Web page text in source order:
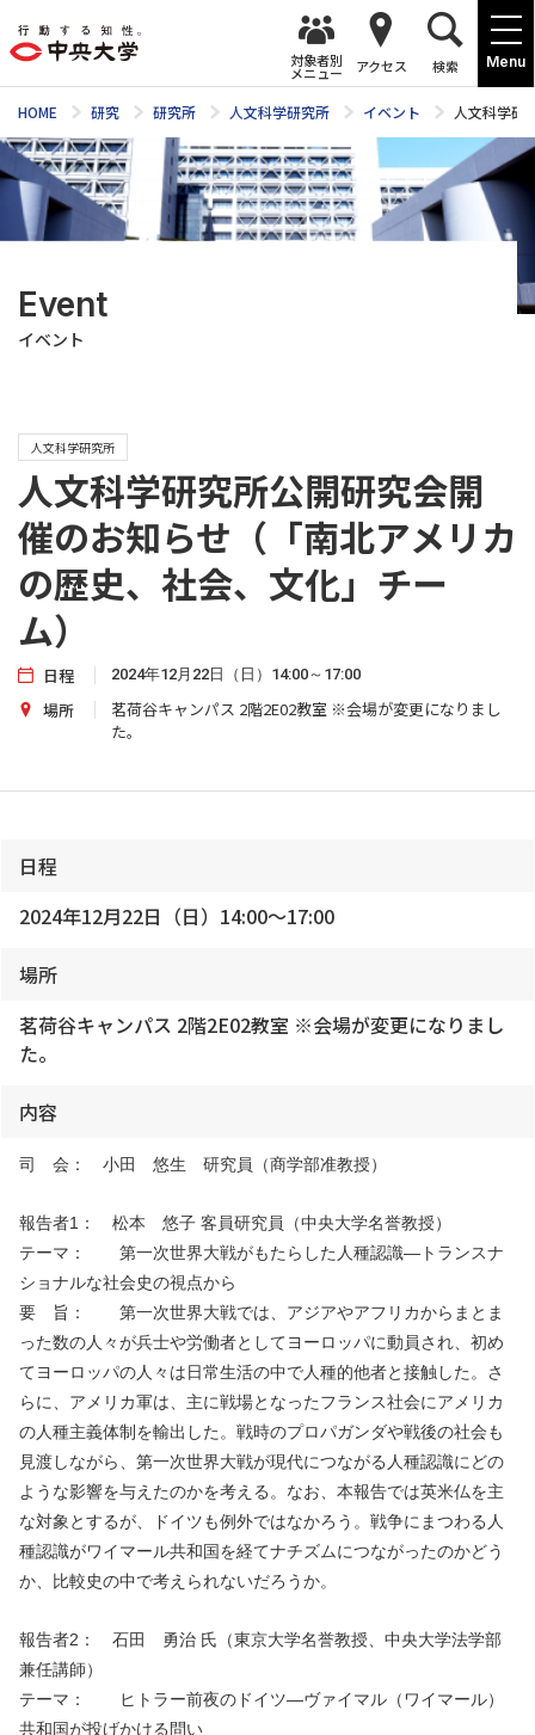
Menu
対象者別
メニュー アクセス 検索
HOME 研究 研究所 人文科学研究所 イベント 人文科学研
Event
イベント
人文科学研究所
人文科学研究所公開研究会開
催のお知らせ（「南北アメリカ
の歴史、社会、文化」チー
ム）
日程 2024年12月22日（日）14:00～17:00
場所
茗荷谷キャンパス 2階2E02教室 ※会場が変更になりまし
た。
日程
2024年12月22日（日）14:00～17:00
場所
茗荷谷キャンパス 2階2E02教室 ※会場が変更になりまし
た。
内容
司 会： 小田 悠生 研究員（商学部准教授）
報告者1： 松本 悠子 客員研究員（中央大学名誉教授）
テーマ： 第一次世界大戦がもたらした人種認識―トランスナ
ショナルな社会史の視点から
要 旨： 第一次世界大戦では、アジアやアフリカからまとま
った数の人々が兵士や労働者としてヨーロッパに動員され、初め
てヨーロッパの人々は日常生活の中で人種的他者と接触した。さ
らに、アメリカ軍は、主に戦場となったフランス社会にアメリカ
の人種主義体制を輸出した。戦時のプロパガンダや戦後の社会も
見渡しながら、第一次世界大戦が現代につながる人種認識にどの
ような影響を与えたのかを考える。なお、本報告では英米仏を主
な対象とするが、ドイツも例外ではなかろう。戦争にまつわる人
種認識がワイマール共和国を経てナチズムにつながったのかどう
か、比較史の中で考えられないだろうか。
報告者2： 石田 勇治 氏（東京大学名誉教授、中央大学法学部
兼任講師）
テーマ： ヒトラー前夜のドイツ―ヴァイマル（ワイマール）
共和国が投げかける問い